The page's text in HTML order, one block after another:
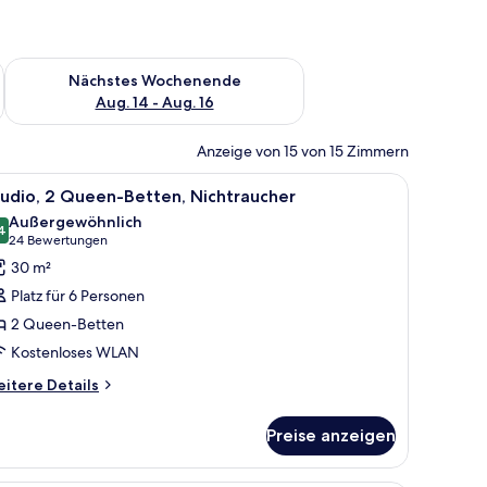
Aug. 7 - Aug. 9.
Nächstes Wochenende
Aug. 14 - Aug. 16
Überprüfe die Verfügbarkeit für nächstes Wochenende, Aug.
Anzeige von 15 von 15 Zimmern
und zwei Lampen.
einem orangefarbenen Sessel, einem kleinen orangefarbenen Hocker,
Eine moderne Küche mit dunklen
6 2 Queen-Betten, Nichtraucher
von 10
Außergewöhnlich
24 Bewertungen
(24
Bewertungen)
30 m²
Platz für 6 Personen
2 Queen-Betten
Kostenloses WLAN
Details
Preise anzeigen